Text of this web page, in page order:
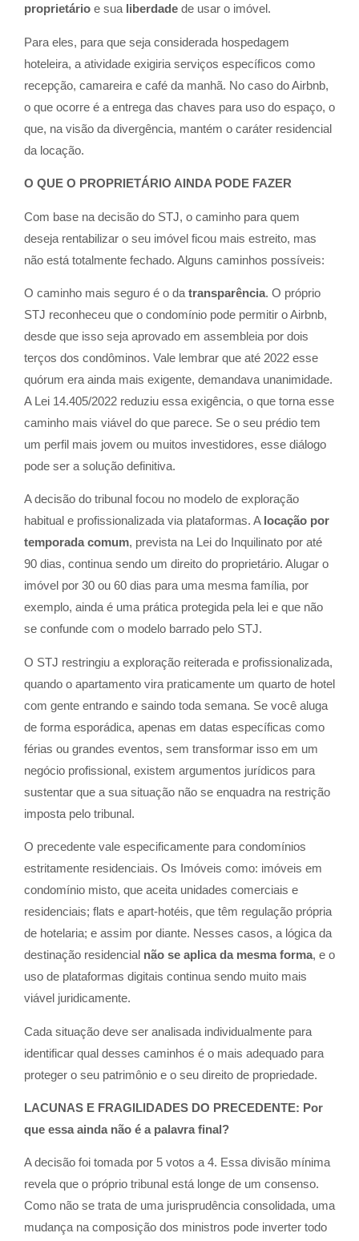
proprietário e sua liberdade de usar o imóvel.
Para eles, para que seja considerada hospedagem
hoteleira, a atividade exigiria serviços específicos como
recepção, camareira e café da manhã. No caso do Airbnb,
o que ocorre é a entrega das chaves para uso do espaço, o
que, na visão da divergência, mantém o caráter residencial
da locação.
O QUE O PROPRIETÁRIO AINDA PODE FAZER
Com base na decisão do STJ, o caminho para quem
deseja rentabilizar o seu imóvel ficou mais estreito, mas
não está totalmente fechado. Alguns caminhos possíveis:
O caminho mais seguro é o da transparência. O próprio
STJ reconheceu que o condomínio pode permitir o Airbnb,
desde que isso seja aprovado em assembleia por dois
terços dos condôminos. Vale lembrar que até 2022 esse
quórum era ainda mais exigente, demandava unanimidade.
A Lei 14.405/2022 reduziu essa exigência, o que torna esse
caminho mais viável do que parece. Se o seu prédio tem
um perfil mais jovem ou muitos investidores, esse diálogo
pode ser a solução definitiva.
A decisão do tribunal focou no modelo de exploração
habitual e profissionalizada via plataformas. A locação por
temporada comum, prevista na Lei do Inquilinato por até
90 dias, continua sendo um direito do proprietário. Alugar o
imóvel por 30 ou 60 dias para uma mesma família, por
exemplo, ainda é uma prática protegida pela lei e que não
se confunde com o modelo barrado pelo STJ.
O STJ restringiu a exploração reiterada e profissionalizada,
quando o apartamento vira praticamente um quarto de hotel
com gente entrando e saindo toda semana. Se você aluga
de forma esporádica, apenas em datas específicas como
férias ou grandes eventos, sem transformar isso em um
negócio profissional, existem argumentos jurídicos para
sustentar que a sua situação não se enquadra na restrição
imposta pelo tribunal.
O precedente vale especificamente para condomínios
estritamente residenciais. Os Imóveis como: imóveis em
condomínio misto, que aceita unidades comerciais e
residenciais; flats e apart-hotéis, que têm regulação própria
de hotelaria; e assim por diante. Nesses casos, a lógica da
destinação residencial não se aplica da mesma forma, e o
uso de plataformas digitais continua sendo muito mais
viável juridicamente.
Cada situação deve ser analisada individualmente para
identificar qual desses caminhos é o mais adequado para
proteger o seu patrimônio e o seu direito de propriedade.
LACUNAS E FRAGILIDADES DO PRECEDENTE: Por
que essa ainda não é a palavra final?
A decisão foi tomada por 5 votos a 4. Essa divisão mínima
revela que o próprio tribunal está longe de um consenso.
Como não se trata de uma jurisprudência consolidada, uma
mudança na composição dos ministros pode inverter todo